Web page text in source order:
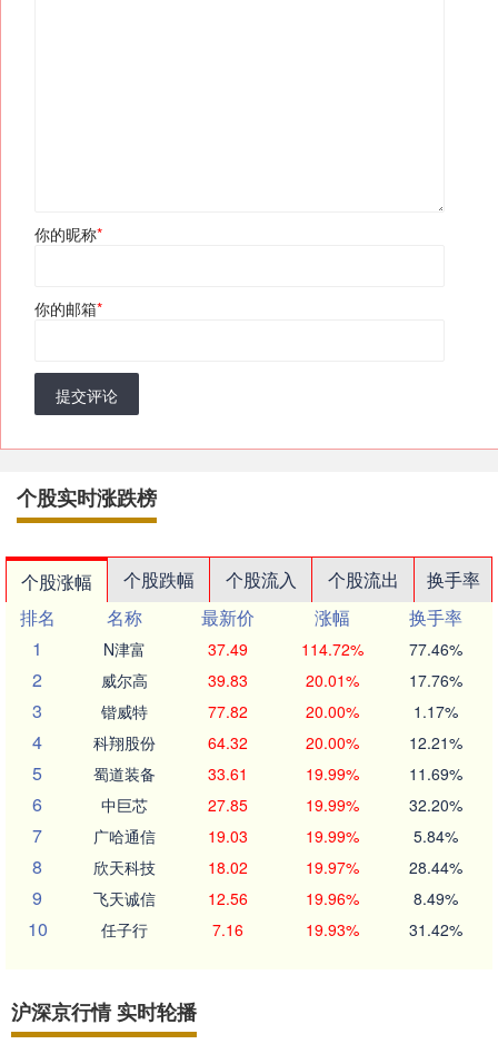
你的昵称*
你的邮箱*
提交评论
个股实时涨跌榜
个股涨幅 个股跌幅 个股流入 个股流出
换手率
排名
名称 最新价 涨幅
换手率
1
N津富 37.49 114.72% 77.46%
2 威尔高 39.83 20.01% 17.76%
3 锴威特 77.82 20.00% 1.17%
4 科翔股份 64.32 20.00% 12.21%
5 蜀道装备 33.61 19.99% 11.69%
6 中巨芯 27.85 19.99% 32.20%
7 广哈通信 19.03 19.99% 5.84%
8 欣天科技 18.02 19.97% 28.44%
9 飞天诚信 12.56 19.96% 8.49%
10 任子行 7.16 19.93% 31.42%
沪深京行情 实时轮播